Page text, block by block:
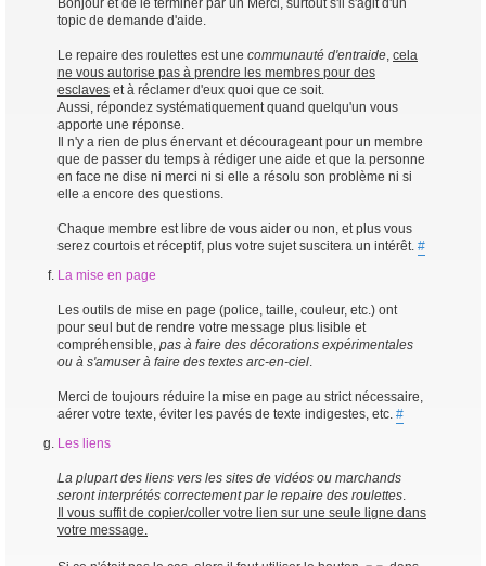
topic de demande d'aide.
Le repaire des roulettes est une communauté d'entraide cela
ne vous autorise pas à prendre les membres pour des
esclaves et à réclamer d'eux quoi que ce soit.
Aussi, répondez systématiquement quand quelqu'un vous
apporte une réponse.
Il n'y a rien de plus énervant et décourageant pour un membre
que de passer du temps à rédiger une aide et que la personne
en face ne dise ni merci ni si elle a résolu son problème ni si
elle a encore des questions.
Chaque membre est libre de vous aider ou non, et plus vous
serez courtois et réceptif, plus votre sujet suscitera un intérêt. #
La mise en page
Les outils de mise en page (police, taille, couleur, etc.) ont
pour seul but de rendre votre message plus lisible et
compréhensible, pas à faire des décorations expérimentales
ou à s'amuser à faire des textes arc-en-ciel
Merci de toujours réduire la mise en page au strict nécessaire,
aérer votre texte, éviter les pavés de texte indigestes, etc. #
Les liens
La plupart des liens vers les sites de vidéos ou marchands
seront interprétés correctement par le repaire des roulettes
Il vous suffit de copier/coller votre lien sur une seule ligne dans
votre message.